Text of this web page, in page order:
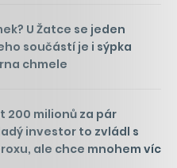
U Žatce se jeden
součástí je i sýpka
chmele
200 milionů za pár
investor to zvládl s
ale chce mnohem víc